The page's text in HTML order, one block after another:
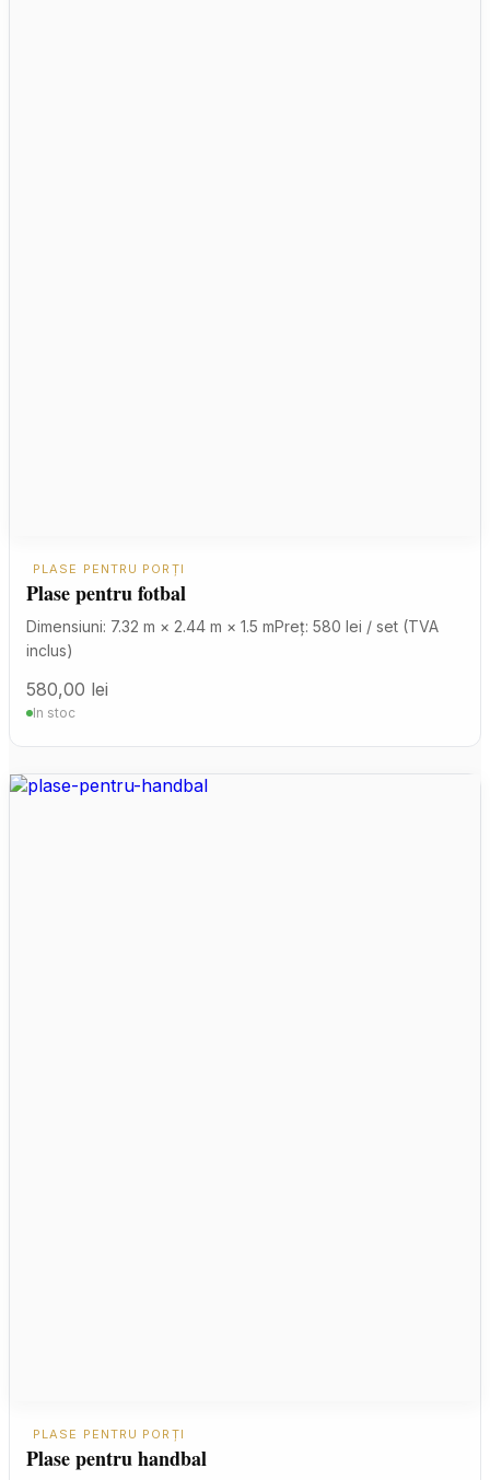
PLASE PENTRU PORȚI
Plase pentru fotbal
Dimensiuni: 7.32 m × 2.44 m × 1.5 mPreț: 580 lei / set (TVA
inclus)
580,00 lei
In stoc
PLASE PENTRU PORȚI
Plase pentru handbal